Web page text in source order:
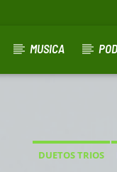
MUSICA
DUETOS TRIOS